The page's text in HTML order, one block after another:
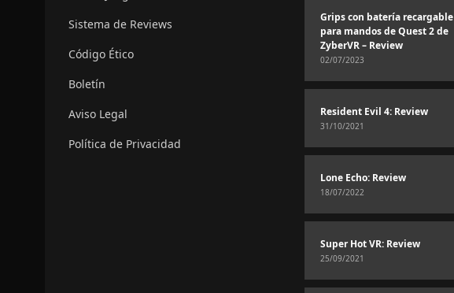
Sistema de Reviews
Código Ético
Boletín
Aviso Legal
Política de Privacidad
Grips con batería recargable
para mandos de Quest 2 de
ZyberVR – Review
02/07/2023
Resident Evil 4: Review
31/10/2021
Lone Echo: Review
18/07/2022
Super Hot VR: Review
25/09/2021